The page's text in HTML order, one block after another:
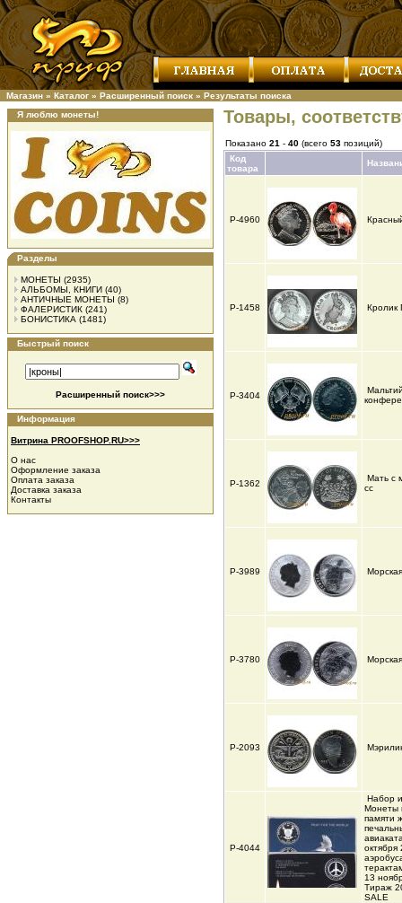
Магазин » Каталог » Расширенный поиск » Результаты поиска
Я люблю монеты!
Разделы
МОНЕТЫ (2935)
АЛЬБОМЫ, КНИГИ (40)
АНТИЧНЫЕ МОНЕТЫ (8)
ФАЛЕРИСТИК (241)
БОНИСТИКА (1481)
Быстрый поиск
Расширенный поиск>>>
Информация
Витрина PROOFSHOP.RU>>>
О нас
Оформление заказа
Оплата заказа
Доставка заказа
Контакты
Товары,
Показано 21 - 40 (всего 53 позиций)
Код
товара
Р-4960
Р-1458 Кролик
Р-3404
Р-1362
Мать с
cc
Р-3989
Р-3780
Р-2093
Р-4044
Набор
Монеты
памяти
октября
13
Тираж
SALE